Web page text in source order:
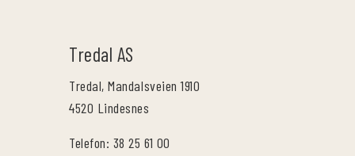
Tredal AS
Tredal, Mandalsveien 1910
4520 Lindesnes
Telefon: 38 25 61 00